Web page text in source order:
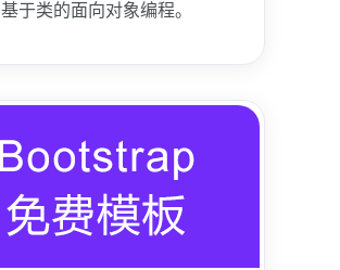
基于类的面向对象编程。